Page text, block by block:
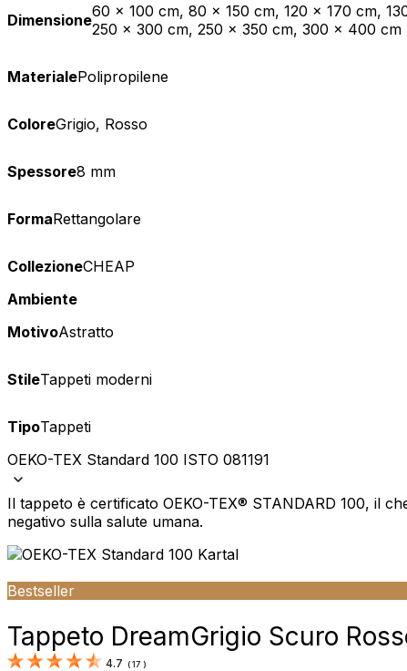
Dimensione60 x 100 cm, 80 x 150 cm, 120 x 170 cm,
250 x 300 cm, 250 x 350 cm, 300 x 400 cm
MaterialePolipropilene
ColoreGrigio, Rosso
Spessore8 mm
FormaRettangolare
CollezioneCHEAP
Ambiente
MotivoAstratto
StileTappeti moderni
TipoTappeti
OEKO-TEX Standard 100 ISTO 081191
Il tappeto è certificato OEKO-TEX® STANDARD 100, il
negativo sulla salute umana.
Bestseller
Tappeto DreamGrigio Scuro
4.7 (17 )
modo anonimo.